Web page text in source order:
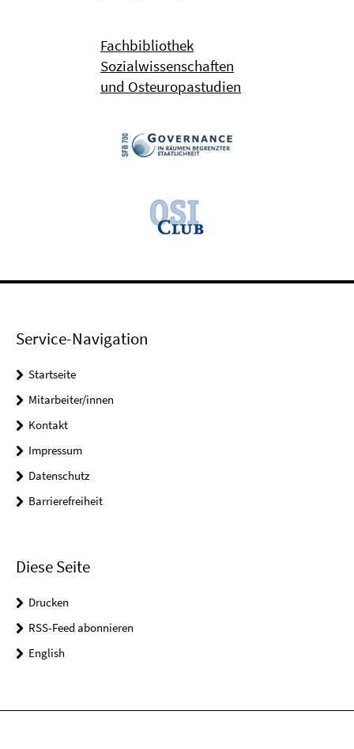
Fachbibliothek
Sozialwissenschaften
und Osteuropastudien
Service-Navigation
Startseite
Mitarbeiter/innen
Kontakt
Impressum
Datenschutz
Barrierefreiheit
Diese Seite
Drucken
RSS-Feed abonnieren
English